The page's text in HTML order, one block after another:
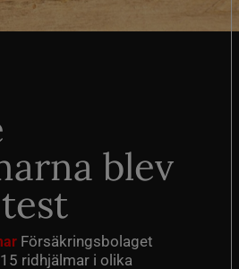
blev
Försäkringsbolaget
ridhjälmar i olika